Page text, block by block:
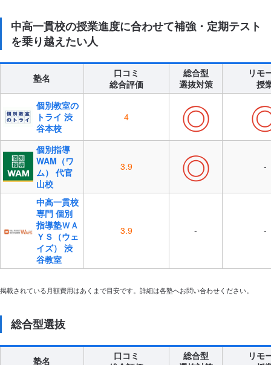
中高一貫校の授業進度に合わせて補強・定期テスト
を乗り越えたい人
塾名
口コミ
総合評価
総合型
選抜対策
リモ
授
個別教室の
トライ 渋
谷本校
4 ◎
個別指導
WAM（ワ
ム） 代官
山校
3.9 ◎ -
中高一貫校
専門 個別
指導塾ＷＡ
ＹＳ（ウェ
イズ） 渋
谷教室
3.9 - -
掲載されている月額費用はあくまで目安です。詳細は各塾へお問い合わせください。
総合型選抜
塾名
口コミ
総合型
リモ